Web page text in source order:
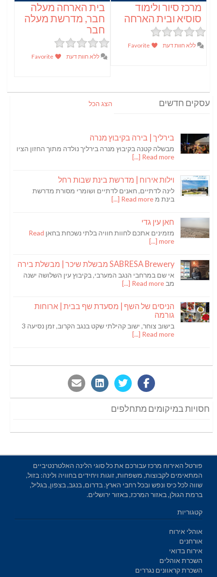
מרכז סיור ולימוד
סוסיא ובית הארחה
ללא חוות דעת
בית הארחה מעלה
חבר, מדרשת מעלה
חבר
ללא חוות דעת
עסקים חדשים הצג הכל
בירליך | בירה בקיבוץ מנרה
מבשלה קטנה בקיבוץ מנרה בירליך נולדה מתוך החזון הציו
Read more [...]
וילות אירוח | מדרשת בינת שבות רחל
לינה לדתיים, חאנים לדתיים ושומרי מסורת מדרשת
בינת מRead more [...]
חאן עין גדי
מזמינים אתכם לחוות חוויה בלתי נשכחת בחאן Read
more [...]
SABRESA Brewery מבשלת שיכר | מבשלת בירה
אי שם במרחבי הנגב המערבי, בקיבוץ עין השלושה ישנה
מב Read more [...]
הניסים של השף | מסעדת שף בבית | ארוחות
גורמה
בישוב צוחר, ישוב קהילתי שקט בנגב הקרוב, זמן נסיעה 3
Read more [...]
חסויות במיקומים מתחלפים
פורטל האירוח מרכז עבורכם את כל סוגי הלינה האלטרנטיביים
המתאימים לקבוצות, משפחות, זוגות ויחידים בחוויה ולינה: בזול,
שווה לכל כיס ונפש ובכל רחבי הארץ. בדרום, בנגב, בצפון, בגליל,
ברמת הגולן, באזור המרכז, באזור ירושלים.
קטגוריות
אוהלי אירוח
אורחנים
אירוח בדואי
השכרת אוהלים
השכרת קראוונים נגררים